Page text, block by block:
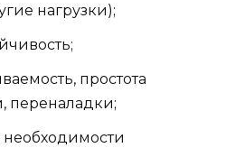
нагрузки);
простота
переналадки;